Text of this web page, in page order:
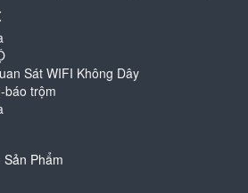
Sát WIFI Không Dây
báo trộm
Phẩm